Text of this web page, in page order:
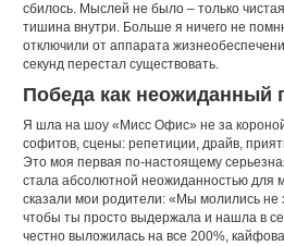
сбилось. Мыслей не было – только
тишина внутри. Больше я ничего не
отключили от аппарата
секунд перестал существовать.
Победа как неожиданный
Я шла на шоу «Мисс Офис» не за
софитов, сцены: репетиции, драйв,
Это моя первая по-настоящему
стала абсолютной неожиданностью для
сказали мои родители: «Мы молились не
чтобы ты просто выдержала и нашла в
честно выложилась на все 200%,